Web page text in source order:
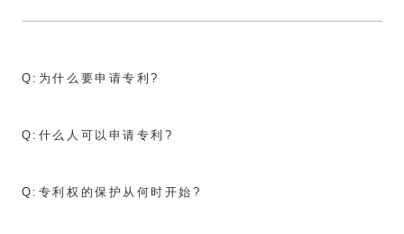
Q: 为什么要申请专利?
Q: 什么人可以申请专利?
Q: 专利权的保护从何时开始?